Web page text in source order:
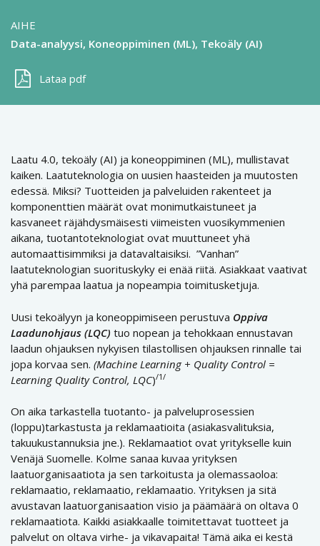
AIHE
Data-analyysi Koneoppiminen (ML) Tekoäly (AI)
Lataa pdf
Laatu 4.0, tekoäly (AI) ja koneoppiminen (ML), mullistavat
kaiken. Laatuteknologia on uusien haasteiden ja muutosten
edessä. Miksi? Tuotteiden ja palveluiden rakenteet ja
komponenttien määrät ovat monimutkaistuneet ja
kasvaneet räjähdysmäisesti viimeisten vuosikymmenien
aikana, tuotantoteknologiat ovat muuttuneet yhä
automaattisimmiksi ja datavaltaisiksi. ”Vanhan”
laatuteknologian suorituskyky ei enää riitä. Asiakkaat vaativat
yhä parempaa laatua ja nopeampia toimitusketjuja.
Uusi tekoälyyn ja koneoppimiseen perustuva Oppiva
Laadunohjaus (LQC) tuo nopean ja tehokkaan ennustavan
laadun ohjauksen nykyisen tilastollisen ohjauksen rinnalle tai
jopa korvaa sen. (Machine Learning + Quality Control =
Learning Quality Control, LQC)/1/
On aika tarkastella tuotanto- ja palveluprosessien
(loppu)tarkastusta ja reklamaatioita (asiakasvalituksia,
takuukustannuksia jne.). Reklamaatiot ovat yritykselle kuin
Venäjä Suomelle. Kolme sanaa kuvaa yrityksen
laatuorganisaatiota ja sen tarkoitusta ja olemassaoloa:
reklamaatio, reklamaatio, reklamaatio. Yrityksen ja sitä
avustavan laatuorganisaation visio ja päämäärä on oltava 0
reklamaatiota. Kaikki asiakkaalle toimitettavat tuotteet ja
palvelut on oltava virhe- ja vikavapaita! Tämä aika ei kestä